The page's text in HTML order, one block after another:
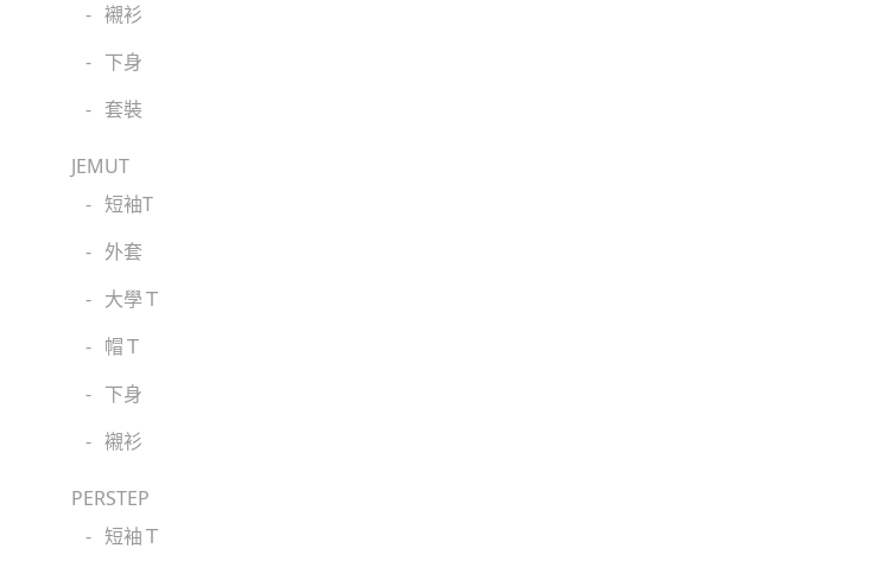
- 襯衫
- 下身
- 套裝
JEMUT
- 短袖T
- 外套
- 大學Ｔ
- 帽Ｔ
- 下身
- 襯衫
PERSTEP
- 短袖Ｔ